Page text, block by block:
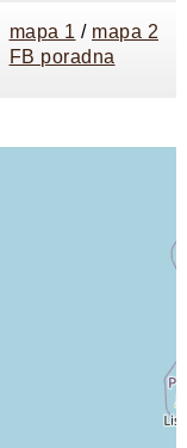
mapa 1 / mapa 2
FB poradna